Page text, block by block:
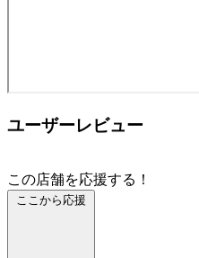
ユーザーレビュー
この店舗を応援する！
ここから応援